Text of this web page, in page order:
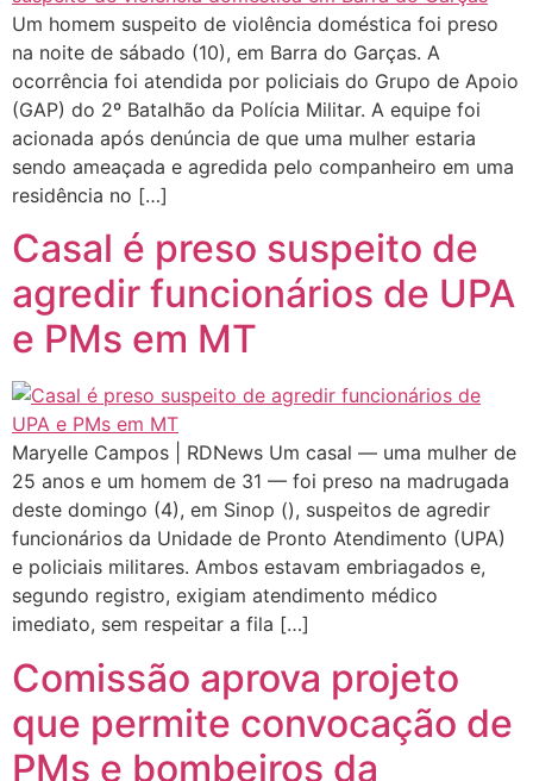
Um homem suspeito de violência doméstica foi preso
na noite de sábado (10), em Barra do Garças. A
ocorrência foi atendida por policiais do Grupo de Apoio
(GAP) do 2º Batalhão da Polícia Militar. A equipe foi
acionada após denúncia de que uma mulher estaria
sendo ameaçada e agredida pelo companheiro em uma
residência no […]
Casal é preso suspeito de
agredir funcionários de UPA
e PMs em MT
Maryelle Campos | RDNews Um casal — uma mulher de
25 anos e um homem de 31 — foi preso na madrugada
deste domingo (4), em Sinop (), suspeitos de agredir
funcionários da Unidade de Pronto Atendimento (UPA)
e policiais militares. Ambos estavam embriagados e,
segundo registro, exigiam atendimento médico
imediato, sem respeitar a fila […]
Comissão aprova projeto
que permite convocação de
PMs e bombeiros da